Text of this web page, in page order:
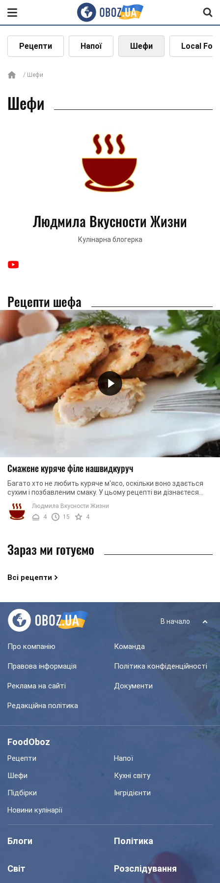
Рецепти Напої Шефи Local
Шефи
Шефи
Людмила Вкусности Жизни
Кулінарна блогерка
Рецепти шефа
Смажене куряче філе нашвидкуруч
Багато хто не любить куряче м'ясо, оскільки воно здається
сухим і позбавленим смаку. У цьому рецепті ви дізнаєтеся
Людмила Вкусности Жизни
4
15 4
Зараз ми готуємо
Всі рецепти
В начало
Про компанію Команда
Правова інформація Політика конфіденційності
Реклама на сайті Документи
Редакційна політика
FoodOboz
Рецепти
Напої
Шефи
Кухні світу
Підбірки
Інгрідієнти
Новини кулінарії
Блоги Політика
Світ Розслідування